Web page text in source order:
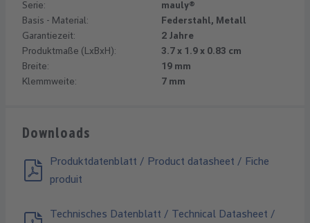
Serie:
mauly®
Basis - Material:
Federstahl, Metall
Garantiezeit:
2 Jahre
Produktmaße (LxBxH):
3.7 x 1.9 x 0.83 cm
Breite:
19 mm
Klemmweite:
7 mm
Downloads
Produktdatenblatt / Product datasheet / Fiche
produit
Technisches Datenblatt / Technical Datasheet /